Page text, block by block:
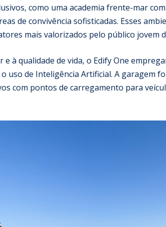
como uma academia frente-mar
de convivência sofisticadas. Esses
mais valorizados pelo público jovem
à qualidade de vida, o Edify One
uso de Inteligência Artificial. A garagem
com pontos de carregamento para